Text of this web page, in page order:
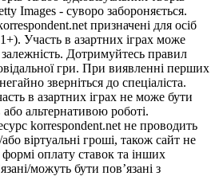
Images - суворо забороняється.
призначені для осіб
Участь в азартних іграх може
Дотримуйтесь правил
гри. При виявленні перших
зверніться до спеціаліста.
в азартних іграх не може бути
альтернативою роботі.
korrespondent.net не проводить
або віртуальні гроші, також сайт не
оплату ставок та інших
можуть бути пов’язані з